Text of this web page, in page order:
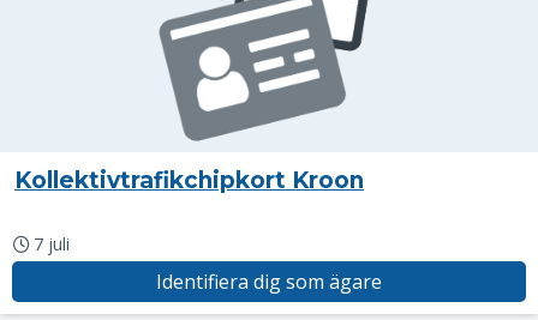
Kollektivtrafikchipkort Kroon
7 juli
Identifiera dig som ägare